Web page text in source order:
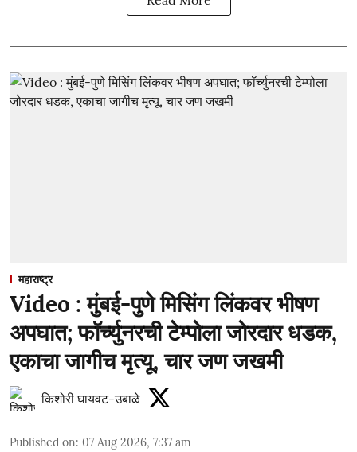
महाराष्ट्र
Video : मुंबई-पुणे मिसिंग लिंकवर भीषण
अपघात; फॉर्च्युनरची टेम्पोला जोरदार धडक,
एकाचा जागीच मृत्यू, चार जण जखमी
किशोरी घायवट-उबाळे
Published on: 07 Aug 2026, 7:37 am